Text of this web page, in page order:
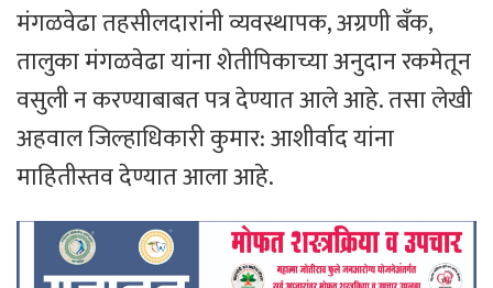
मंगळवेढा तहसीलदारांनी व्यवस्थापक, अग्रणी बँक,
तालुका मंगळवेढा यांना शेतीपिकाच्या अनुदान रकमेतून
वसुली न करण्याबाबत पत्र देण्यात आले आहे. तसा लेखी
अहवाल जिल्हाधिकारी कुमार: आशीर्वाद यांना
माहितीस्तव देण्यात आला आहे.